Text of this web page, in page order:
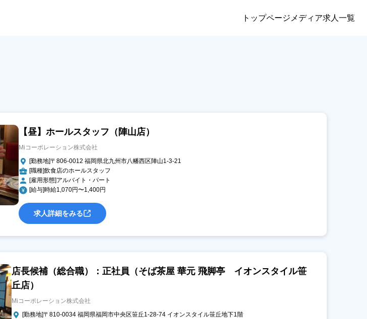
トップページ メディア求人一覧
【昼】ホールスタッフ（陣山店）
Miコーポレーション株式会社
[勤務地]〒806-0012 福岡県北九州市八幡西区陣山1-3-21
[職種]飲食店のホールスタッフ
[雇用形態]アルバイト・パート
[給与]時給1,070円〜1,400円
求人詳細をみる
店長候補（総合職）：正社員（そば茶屋 華元 飛脚亭 イオンスタイル笹
丘店）
Miコーポレーション株式会社
[勤務地]〒810-0034 福岡県福岡市中央区笹丘1-28-74 イオンスタイル笹丘地下1階